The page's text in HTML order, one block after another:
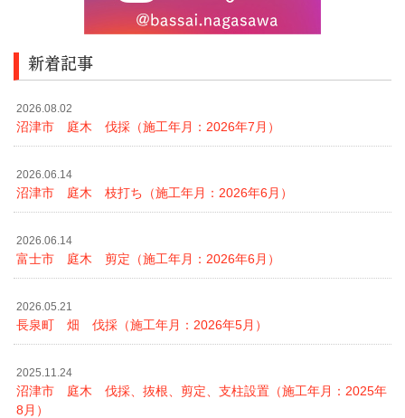
新着記事
2026.08.02
沼津市 庭木 伐採（施工年月：2026年7月）
2026.06.14
沼津市 庭木 枝打ち（施工年月：2026年6月）
2026.06.14
富士市 庭木 剪定（施工年月：2026年6月）
2026.05.21
長泉町 畑 伐採（施工年月：2026年5月）
2025.11.24
沼津市 庭木 伐採、抜根、剪定、支柱設置（施工年月：2025年
8月）